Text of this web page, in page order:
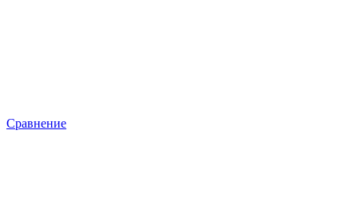
Сравнение